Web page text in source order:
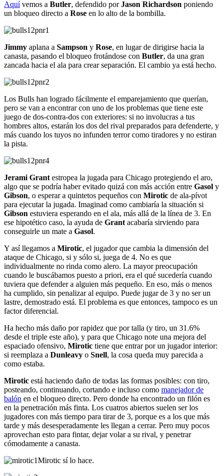
Aquívemos a Butler, defendido porJason Richardson poniendo
un bloqueo directo a Rose en lo alto de la bombilla.
Jimmy aplana a Sampson y Rose, en lugar de dirigirse hacia la
canasta, pasando el bloqueo frotándose con Butler, da una gran
zancada hacia el ala para crear separación. El cambio ya está hecho.
Los Bulls han logrado fácilmente el emparejamiento que querían,
pero se van a encontrar con uno de los problemas que tiene este
juego de dos-contra-dos con exteriores: si no involucras a tus
hombres altos, estarán los dos del rival preparados para defenderte, y
más cuando los tuyos no infunden terror como tiradores y no estiran
la pista.
Jerami Grant estropea la jugada para Chicago protegiendo el aro,
algo que se podría haber evitado quizá con más acción entre Gasol y
Gibson, o esperar a quintetos pequeños con Mirotic de ala-pívot
para ejecutar la jugada. Imaginad como cambiaría la situación si
Gibson estuviera esperando en el ala, más allá de la línea de 3. En
ese hipotético caso, la ayuda de Grant acabaría sirviendo para
conseguirle un mate a Gasol.
Y así llegamos a Mirotic, el jugador que cambia la dimensión del
ataque de Chicago, si y sólo si, juega de 4. No es que
individualmente no rinda como alero. La mayor preocupación
cuando le buscábamos puesto a priori, era el qué sucedería cuando
tuviera que defender a alguien más pequeño. En eso, más o menos
ha cumplido, sin penalizar al equipo. Puede jugar de 3 y no ser un
lastre, demostrado está. El problema es que entonces, tampoco es un
factor diferencial.
Ha hecho más daño por rapidez que por talla (y tiro, un 31.6%
desde el triple este año), y para que Chicago note una mejora del
espaciado ofensivo, Mirotic tiene que entrar por un jugador interior:
si reemplaza a Dunleavy o Snell, la cosa queda muy parecida a
como estaba.
Mirotic está haciendo daño de todas las formas posibles: con tiro,
posteando, continuando, cortando e incluso como manejador de
balón en el bloqueo directo. Pero donde ha encontrado un filón es
en la penetración más finta. Los cuatros abiertos suelen ser los
jugadores con más tiempo para tirar de 3, porque es a los que más
tarde y más desesperadamente les llegan a cerrar. Pero muy pocos
aprovechan esto para fintar, dejar volar a su rival, y penetrar
cómodamente a canasta.
Mirotic sí lo hace.